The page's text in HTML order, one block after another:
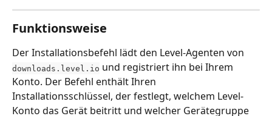
Funktionsweise
Der Installationsbefehl lädt den Level-Agenten von
downloads.level.io und registriert ihn bei Ihrem
Konto. Der Befehl enthält Ihren
Installationsschlüssel, der festlegt, welchem Level-
Konto das Gerät beitritt und welcher Gerätegruppe